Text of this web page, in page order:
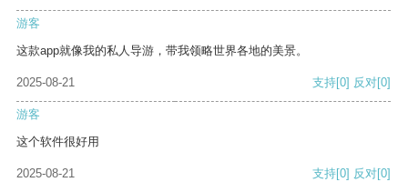
游客
这款app就像我的私人导游，带我领略世界各地的美景。
2025-08-21 支持[0] 反对[0]
游客
这个软件很好用
2025-08-21 支持[0] 反对[0]